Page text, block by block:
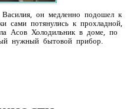
он медленно подошел к
сами потянулись к прохладной,
Асов Холодильник в доме, по
нужный бытовой прибор.